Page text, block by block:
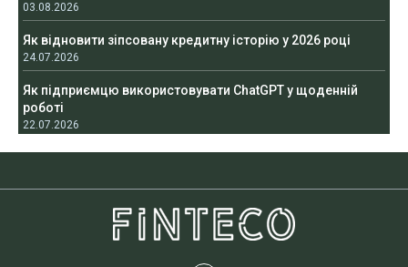
03.08.2026
Як відновити зіпсовану кредитну історію у 2026 році
24.07.2026
Як підприємцю використовувати ChatGPT у щоденній
роботі
22.07.2026